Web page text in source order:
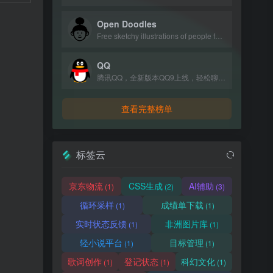
Open Doodles
QQ
查看完整榜单
标签云
京东物流 (1) CSS生成 (2) AI辅助 (3)
循环采样(1) 成绩单下载 (1)
实时状态反馈(1) 非洲图片库(1)
轻小说平台 (1) 目标管理 (1)
歌词创作(1) 登记状态(1) 科幻文化 (1)